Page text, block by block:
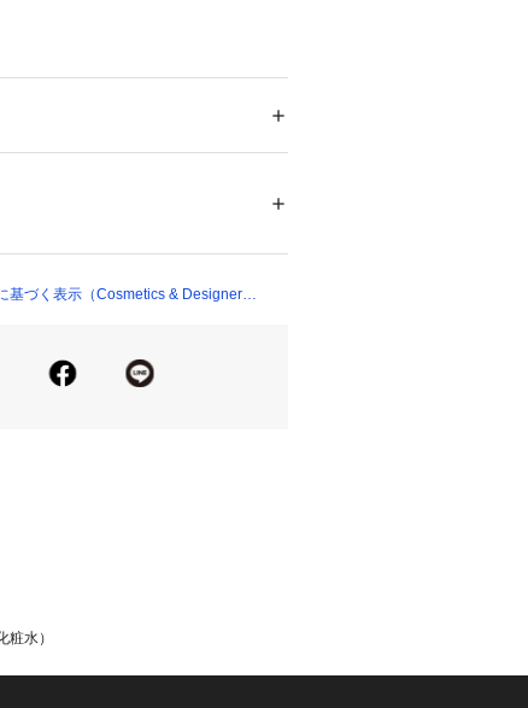
さしい感触のミストです。顔だけ
プ）
基づく表示（Cosmetics & Designer
水）